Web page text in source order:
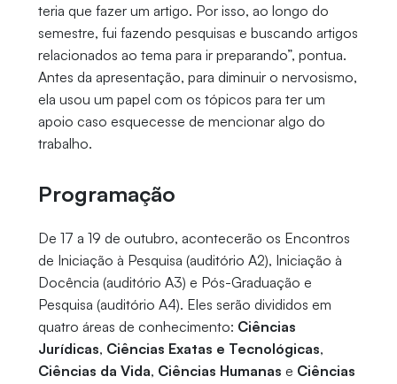
teria que fazer um artigo. Por isso, ao longo do
semestre, fui fazendo pesquisas e buscando artigos
relacionados ao tema para ir preparando”, pontua.
Antes da apresentação, para diminuir o nervosismo,
ela usou um papel com os tópicos para ter um
apoio caso esquecesse de mencionar algo do
trabalho.
Programação
De 17 a 19 de outubro, acontecerão os Encontros
de Iniciação à Pesquisa (auditório A2), Iniciação à
Docência (auditório A3) e Pós-Graduação e
Pesquisa (auditório A4). Eles serão divididos em
quatro áreas de conhecimento: Ciências
Jurídicas, Ciências Exatas e Tecnológicas,
Ciências da Vida, Ciências Humanas e Ciências